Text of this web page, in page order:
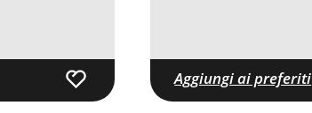
Aggiungi ai preferiti